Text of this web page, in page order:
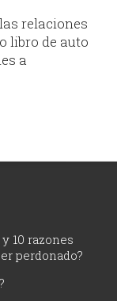
relaciones
libro de auto
a
10 razones
perdonado?